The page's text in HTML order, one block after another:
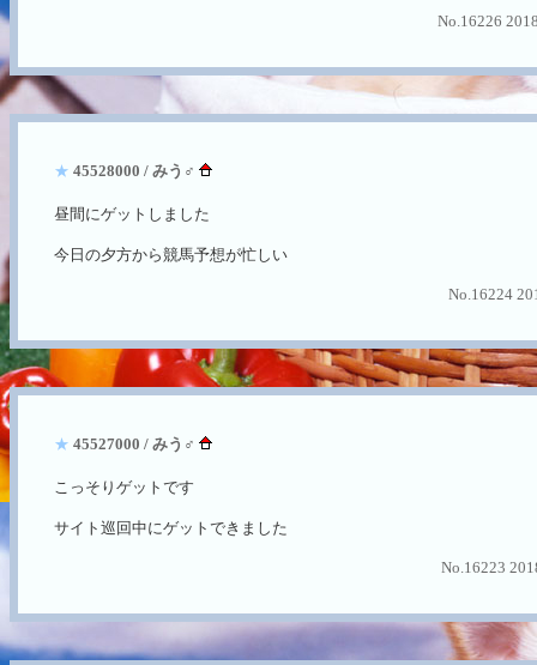
No.16226
★ 45528000 / みう♂
昼間にゲットしました
今日の夕方から競馬予想が忙しい
No.16224
★ 45527000 / みう♂
こっそりゲットです
サイト巡回中にゲットできました
No.16223